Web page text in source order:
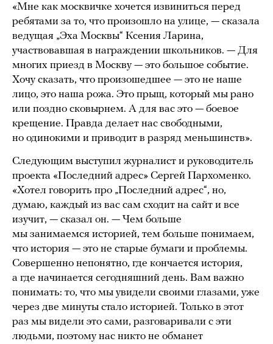
«Мне как москвичке хочется извиниться перед
ребятами за то, что произошло на улице, — сказала
ведущая „Эха Москвы“ Ксения Ларина,
участвовавшая в награждении школьников. — Для
многих приезд в Москву — это большое событие.
Хочу сказать, что произошедшее — это не наше
лицо, это наша рожа. Это прыщ, который мы рано
или поздно сковырнем. А для вас это — боевое
крещение. Правда делает нас свободными,
но одинокими и приводит в разряд меньшинств».
Следующим выступил журналист и руководитель
проекта «Последний адрес» Сергей Пархоменко.
«Хотел говорить про „Последний адрес“, но,
думаю, каждый из вас сам сходит на сайт и все
изучит, — сказал он. — Чем больше
мы занимаемся историей, тем больше понимаем,
что история — это не старые бумаги и проблемы.
Совершенно непонятно, где кончается история,
а где начинается сегодняшний день. Вам важно
понимать: то, что мы увидели своими глазами, уже
через две минуты стало историей. Только в этот
раз мы видели это сами, разговаривали с эти
людьми, поэтому нас никто не обманет